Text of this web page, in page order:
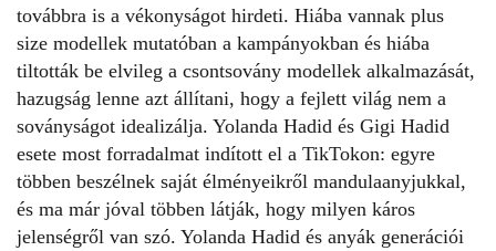
továbbra is a vékonyságot hirdeti. Hiába vannak plus
size modellek mutatóban a kampányokban és hiába
tiltották be elvileg a csontsovány modellek alkalmazását,
hazugság lenne azt állítani, hogy a fejlett világ nem a
soványságot idealizálja. Yolanda Hadid és Gigi Hadid
esete most forradalmat indított el a TikTokon: egyre
többen beszélnek saját élményeikről mandulaanyjukkal,
és ma már jóval többen látják, hogy milyen káros
jelenségről van szó. Yolanda Hadid és anyák generációi